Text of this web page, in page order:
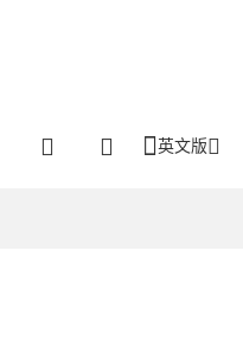
英文版